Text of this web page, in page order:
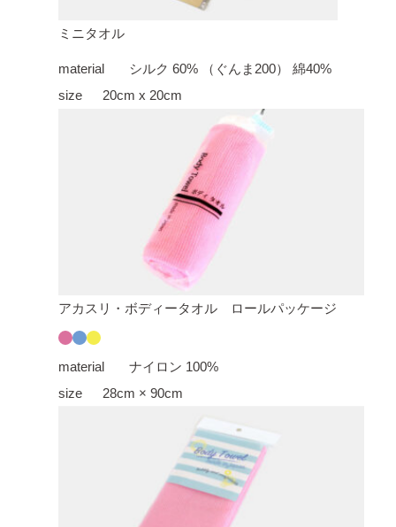
ミニタオル
material
シルク 60% （ぐんま200） 綿40%
size
20cm x 20cm
アカスリ・ボディータオル ロールパッケージ
material
ナイロン 100%
size
28cm × 90cm